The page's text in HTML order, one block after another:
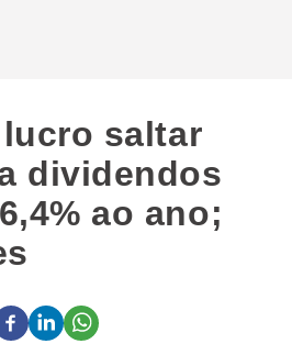
lucro saltar
dividendos
ao ano;